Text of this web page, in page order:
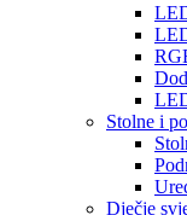
Stolne i
Dječje